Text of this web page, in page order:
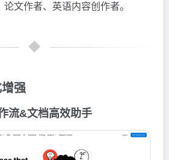
论文作者、英语内容创作者。
强
&文档高效助手